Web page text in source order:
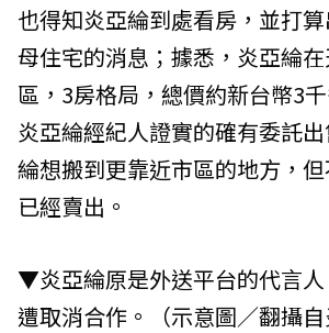
也得知炎亞綸到處看房，並打
母住宅的消息；據悉，炎亞綸
區，3房格局，總價約新台幣3
炎亞綸經紀人證實的確有委託
綸想搬到更靠近市區的地方，
已經賣出。
▼炎亞綸原是外送平台的代言
遭取消合作。（示意圖／翻攝自